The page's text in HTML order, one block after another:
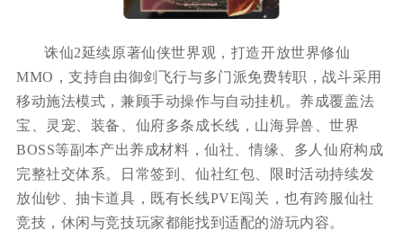
诛仙2延续原著仙侠世界观，打造开放世界修仙
MMO，支持自由御剑飞行与多门派免费转职，战斗采用
移动施法模式，兼顾手动操作与自动挂机。养成覆盖法
宝、灵宠、装备、仙府多条成长线，山海异兽、世界
BOSS等副本产出养成材料，仙社、情缘、多人仙府构成
完整社交体系。日常签到、仙社红包、限时活动持续发
放仙钞、抽卡道具，既有长线PVE闯关，也有跨服仙社
竞技，休闲与竞技玩家都能找到适配的游玩内容。